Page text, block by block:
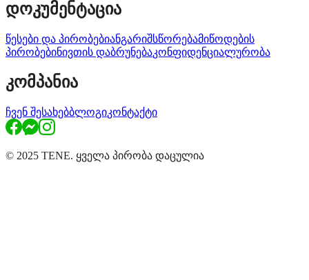
დოკუმენტაცია
წესები და პირობებიანგარიშსწორებამიწოდების
პირობებინივთის დაბრუნებაკონფიდენციალურობა
კომპანია
ჩვენ შესახებბლოგიკონტაქტი
© 2025 TENE. ყველა პირობა დაცულია